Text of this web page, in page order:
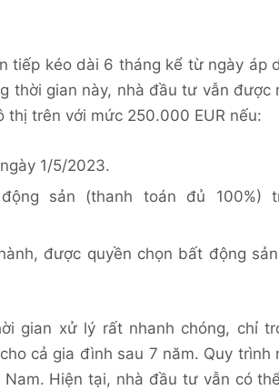
tiếp kéo dài 6 tháng kể từ ngày áp
thời gian này, nhà đầu tư vẫn được
thị trên với mức 250.000 EUR nếu:
1/5/2023.
sản (thanh toán đủ 100%)
được quyền chọn bất động
gian xử lý rất nhanh chóng, chỉ
cho cả gia đình sau 7 năm. Quy trình
Hiện tại, nhà đầu tư vẫn có